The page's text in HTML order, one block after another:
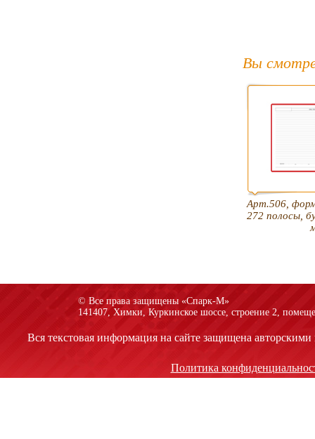
Вы
Арт.506,
272 полосы,
© Все права защищены «Спарк-M»
141407, Химки, Куркинское шоссе, строение 2,
Вся текстовая информация на сайте защищена
Политика